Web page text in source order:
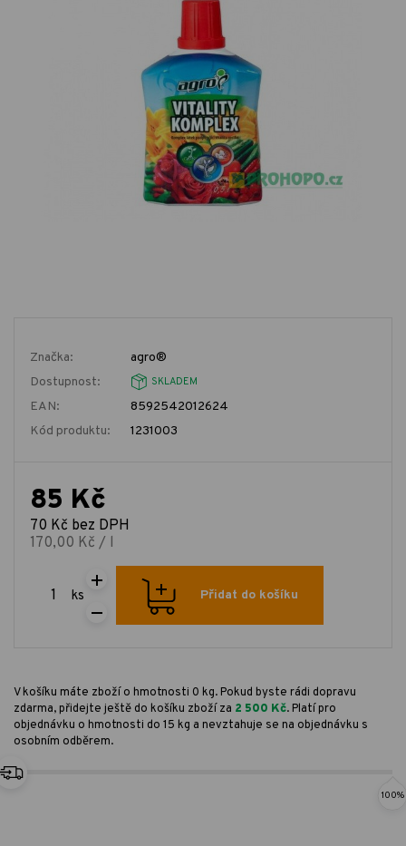
Značka:
agro®
Dostupnost:
SKLADEM
EAN:
8592542012624
Kód produktu:
1231003
85 Kč
70 Kč bez DPH
170,00 Kč / l
ks Přidat do košíku
V košíku máte zboží o hmotnosti 0 kg. Pokud byste rádi dopravu
zdarma, přidejte ještě do košíku zboží za 2 500 Kč. Platí pro
objednávku o hmotnosti do 15 kg a nevztahuje se na objednávku s
osobním odběrem.
100%